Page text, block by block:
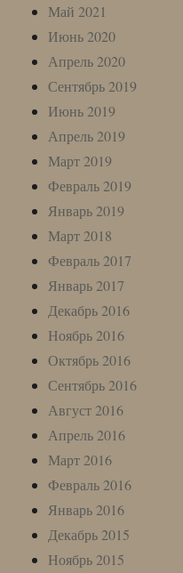
Май 2021
Июнь 2020
Апрель 2020
Сентябрь 2019
Июнь 2019
Апрель 2019
Март 2019
Февраль 2019
Январь 2019
Март 2018
Февраль 2017
Январь 2017
Декабрь 2016
Ноябрь 2016
Октябрь 2016
Сентябрь 2016
Август 2016
Апрель 2016
Март 2016
Февраль 2016
Январь 2016
Декабрь 2015
Ноябрь 2015